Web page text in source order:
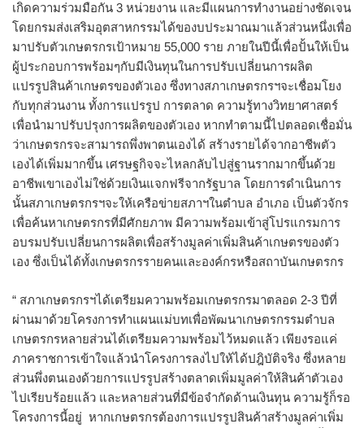
เกิดความร่วมมือกัน 3 หน่วยงาน และมีแผนการทำงานอย่างชัดเจน
โดยกรมส่งเสริมอุตสาหกรรมได้ของบประมาณมาแล้วส่วนหนึ่งเพื่อ
มาปรับตัวเกษตรกรเป้าหมาย 55,000 ราย ภายในปีนี้เพื่อปั้นให้เป็น
ผู้ประกอบการพร้อมๆกับมีเงินทุนในการปรับเปลี่ยนการผลิต
แปรรูปสินค้าเกษตรของตัวเอง ซึ่งทางสภาเกษตรกรฯจะเชื่อมโยง
กับทุกส่วนงาน ทั้งการแปรรูป การตลาด ความรู้ทางวิทยาศาสตร์
เพื่อนำมาปรับปรุงการผลิตของตัวเอง หากทำตามนี้ไปตลอดเชื่อมั่น
ว่าเกษตรกรจะสามารถพึ่งพาตนเองได้ สร้างรายได้จากอาชีพตัว
เองได้เพิ่มมากขึ้น เศรษฐกิจจะไหลกลับไปสู่ฐานรากมากขึ้นด้วย
อาชีพเขาเองไม่ใช่ด้วยเงินแจกฟรีจากรัฐบาล โดยการดำเนินการ
นั้นสภาเกษตรกรฯจะให้เครือข่ายสภาฯในตำบล อำเภอ เป็นตัวจักร
เพื่อค้นหาเกษตรกรที่มีศักยภาพ มีความพร้อมเข้าสู่โปรแกรมการ
อบรมปรับเปลี่ยนการผลิตเพื่อสร้างมูลค่าเพิ่มสินค้าเกษตรของตัว
เอง ซึ่งเป็นได้ทั้งเกษตรกรรายคนและองค์กรหรือสถาบันเกษตรกร
“ สภาเกษตรกรฯได้เตรียมความพร้อมเกษตรกรมาตลอด 2-3 ปีที่
ผ่านมาด้วยโครงการทำแผนแม่บทเพื่อพัฒนาเกษตรกรรมตำบล
เกษตรกรหลายส่วนได้เตรียมความพร้อมไว้หมดแล้ว เพียงรอแค่
ภาคราชการเข้าใจแล้วนำโครงการลงไปให้ได้ปฎิบัติจริง ซึ่งหลาย
ส่วนพึ่งตนเองด้วยการแปรรูปสร้างตลาดเพิ่มมูลค่าให้สินค้าตัวเอง
ไปเรียบร้อยแล้ว และหลายส่วนที่มีข้อจำกัดด้านเงินทุน ความรู้ก็รอ
โครงการนี้อยู่ หากเกษตรกรต้องการแปรรูปสินค้าสร้างมูลค่าเพิ่ม